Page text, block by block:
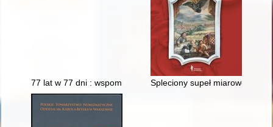
77 lat w 77 dni : wspomnienia Spleciony supeł miarowo /